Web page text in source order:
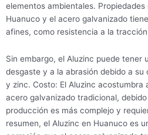
elementos ambientales.
Huanuco y el acero galvanizado
afines, como resistencia a la
Sin embargo, el Aluzinc puede tener
desgaste y a la abrasión debido a
y zinc. Costo: El Aluzinc acostumbra
acero galvanizado tradicional,
producción es más complejo y
resumen, el Aluzinc en Huanuco es